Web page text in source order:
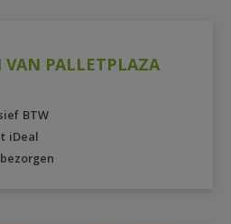
VAN PALLETPLAZA
BTW
iDeal